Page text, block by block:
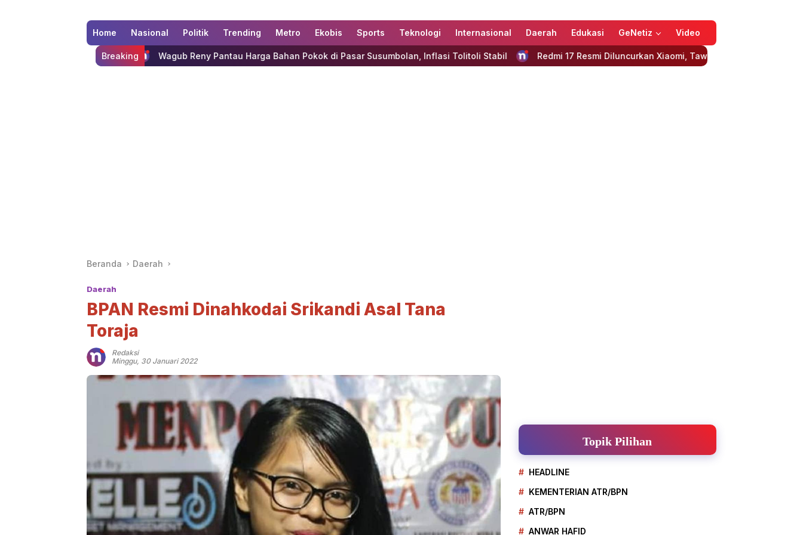
Home Nasional Politik Trending Metro Ekobis Sports Teknologi Internasional Daerah Edukasi GeNetiz Video
Breaking
Wagub Reny Pantau Harga Bahan Pokok di Pasar Susumbolan, Inflasi Tolitoli Stabil Redmi 17 Resmi Diluncurkan Xiaomi, Tawarkan Baterai Besar dan Harga
Beranda Daerah
Daerah
BPAN Resmi Dinahkodai Srikandi Asal Tana
Toraja
Redaksi
Minggu, 30 Januari 2022
Topik Pilihan
HEADLINE
KEMENTERIAN ATR/BPN
ATR/BPN
ANWAR HAFID